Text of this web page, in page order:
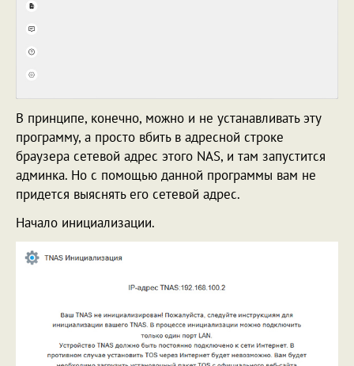
В принципе, конечно, можно и не устанавливать эту
программу, а просто вбить в адресной строке
браузера сетевой адрес этого NAS, и там запустится
админка. Но с помощью данной программы вам не
придется выяснять его сетевой адрес.
Начало инициализации.